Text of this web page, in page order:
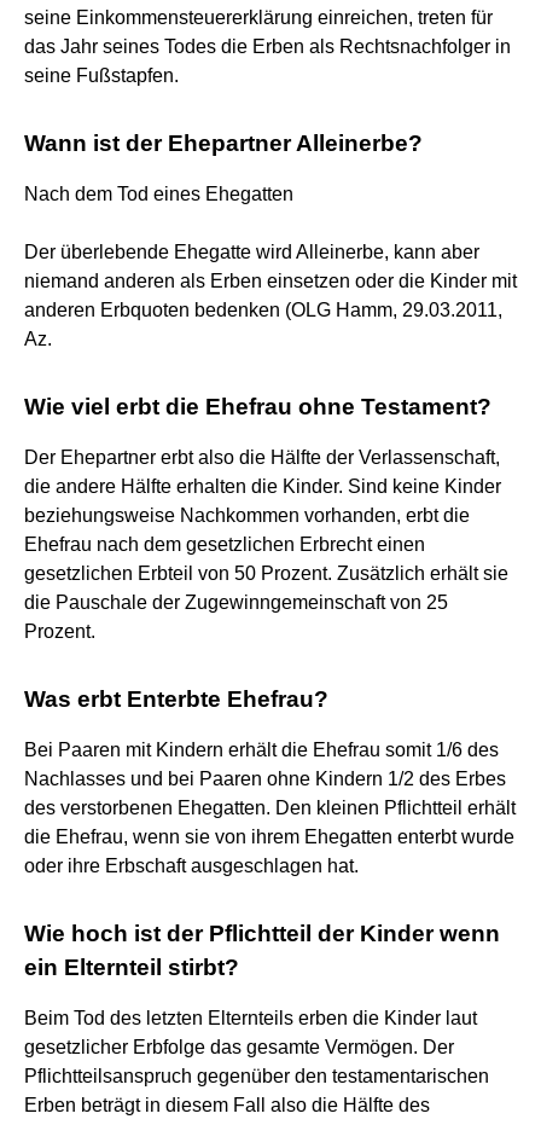
seine Einkommensteuererklärung einreichen, treten für
das Jahr seines Todes die Erben als Rechtsnachfolger in
seine Fußstapfen.
Wann ist der Ehepartner Alleinerbe?
Nach dem Tod eines Ehegatten
Der überlebende Ehegatte wird Alleinerbe, kann aber
niemand anderen als Erben einsetzen oder die Kinder mit
anderen Erbquoten bedenken (OLG Hamm, 29.03.2011,
Az.
Wie viel erbt die Ehefrau ohne Testament?
Der Ehepartner erbt also die Hälfte der Verlassenschaft,
die andere Hälfte erhalten die Kinder. Sind keine Kinder
beziehungsweise Nachkommen vorhanden, erbt die
Ehefrau nach dem gesetzlichen Erbrecht einen
gesetzlichen Erbteil von 50 Prozent. Zusätzlich erhält sie
die Pauschale der Zugewinngemeinschaft von 25
Prozent.
Was erbt Enterbte Ehefrau?
Bei Paaren mit Kindern erhält die Ehefrau somit 1/6 des
Nachlasses und bei Paaren ohne Kindern 1/2 des Erbes
des verstorbenen Ehegatten. Den kleinen Pflichtteil erhält
die Ehefrau, wenn sie von ihrem Ehegatten enterbt wurde
oder ihre Erbschaft ausgeschlagen hat.
Wie hoch ist der Pflichtteil der Kinder wenn
ein Elternteil stirbt?
Beim Tod des letzten Elternteils erben die Kinder laut
gesetzlicher Erbfolge das gesamte Vermögen. Der
Pflichtteilsanspruch gegenüber den testamentarischen
Erben beträgt in diesem Fall also die Hälfte des